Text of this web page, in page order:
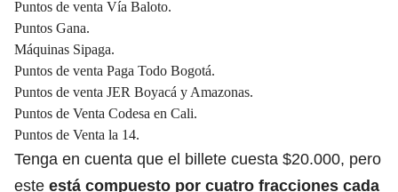
Puntos de venta Vía Baloto.
Puntos Gana.
Máquinas Sipaga.
Puntos de venta Paga Todo Bogotá.
Puntos de venta JER Boyacá y Amazonas.
Puntos de Venta Codesa en Cali.
Puntos de Venta la 14.
Tenga en cuenta que el billete cuesta $20.000, pero
este está compuesto por cuatro fracciones cada